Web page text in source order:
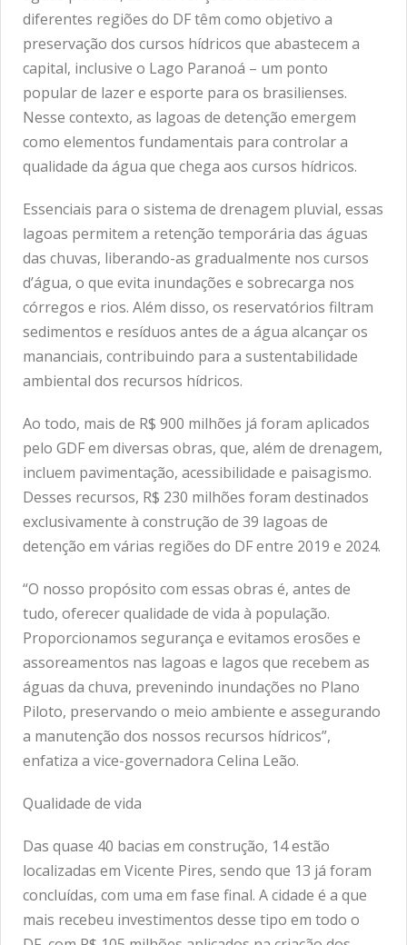
diferentes regiões do DF têm como objetivo a
preservação dos cursos hídricos que abastecem a
capital, inclusive o Lago Paranoá – um ponto
popular de lazer e esporte para os brasilienses.
Nesse contexto, as lagoas de detenção emergem
como elementos fundamentais para controlar a
qualidade da água que chega aos cursos hídricos.
Essenciais para o sistema de drenagem pluvial, essas
lagoas permitem a retenção temporária das águas
das chuvas, liberando-as gradualmente nos cursos
d’água, o que evita inundações e sobrecarga nos
córregos e rios. Além disso, os reservatórios filtram
sedimentos e resíduos antes de a água alcançar os
mananciais, contribuindo para a sustentabilidade
ambiental dos recursos hídricos.
Ao todo, mais de R$ 900 milhões já foram aplicados
pelo GDF em diversas obras, que, além de drenagem,
incluem pavimentação, acessibilidade e paisagismo.
Desses recursos, R$ 230 milhões foram destinados
exclusivamente à construção de 39 lagoas de
detenção em várias regiões do DF entre 2019 e 2024.
“O nosso propósito com essas obras é, antes de
tudo, oferecer qualidade de vida à população.
Proporcionamos segurança e evitamos erosões e
assoreamentos nas lagoas e lagos que recebem as
águas da chuva, prevenindo inundações no Plano
Piloto, preservando o meio ambiente e assegurando
a manutenção dos nossos recursos hídricos”,
enfatiza a vice-governadora Celina Leão.
Qualidade de vida
Das quase 40 bacias em construção, 14 estão
localizadas em Vicente Pires, sendo que 13 já foram
concluídas, com uma em fase final. A cidade é a que
mais recebeu investimentos desse tipo em todo o